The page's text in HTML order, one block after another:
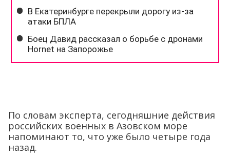
По словам эксперта, сегодняшние действия
российских военных в Азовском море
напоминают то, что уже было четыре года
назад.